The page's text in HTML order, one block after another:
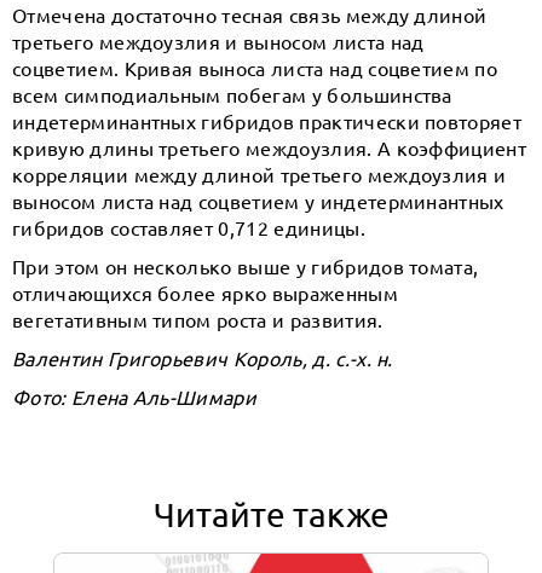
Отмечена достаточно тесная связь между длиной
третьего междоузлия и выносом листа над
соцветием. Кривая выноса листа над соцветием по
всем симподиальным побегам у большинства
индетерминантных гибридов практически повторяет
кривую длины третьего междоузлия. А коэффициент
корреляции между длиной третьего междоузлия и
выносом листа над соцветием у индетерминантных
гибридов составляет 0,712 единицы.
При этом он несколько выше у гибридов томата,
отличающихся более ярко выраженным
вегетативным типом роста и развития.
Валентин Григорьевич Король, д. с.-х. н.
Фото: Елена Аль-Шимари
Читайте также